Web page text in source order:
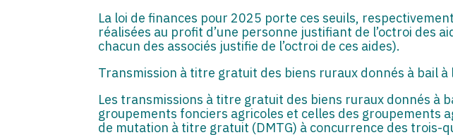
La loi de finances pour 2025 porte ces seuils,
réalisées au profit d’une personne justifiant de l’octroi des
chacun des associés justifie de l’octroi de ces aides).
Transmission à titre gratuit des biens ruraux donnés à bail à
Les transmissions à titre gratuit des biens ruraux donnés à
groupements fonciers agricoles et celles des groupements
de mutation à titre gratuit (DMTG) à concurrence des trois-